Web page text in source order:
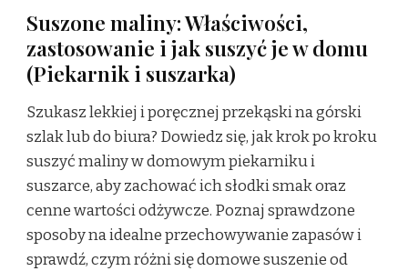
Suszone maliny: Właściwości,
zastosowanie i jak suszyć je w domu
(Piekarnik i suszarka)
Szukasz lekkiej i poręcznej przekąski na górski
szlak lub do biura? Dowiedz się, jak krok po kroku
suszyć maliny w domowym piekarniku i
suszarce, aby zachować ich słodki smak oraz
cenne wartości odżywcze. Poznaj sprawdzone
sposoby na idealne przechowywanie zapasów i
sprawdź, czym różni się domowe suszenie od